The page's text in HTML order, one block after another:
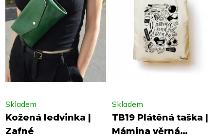
Kožená ledvinka |
Zafné
Skladem
TB19 Plátěná taška |
Mámina věrná
Skladem